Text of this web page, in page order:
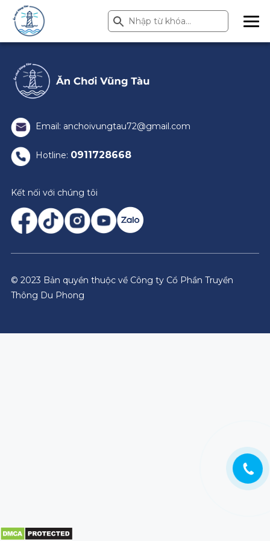
Search
for:
Search Button
ME
NU
Email: anchoivungtau72@gmail.com
Hotline: 0911728668
Kết nối với chúng tôi
© 2023 Bản quyền thuộc về Công ty Cổ Phần Truyền
Thông Du Phong